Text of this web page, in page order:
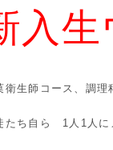
入生
衛生師コース、調
たち自ら 1人1人に